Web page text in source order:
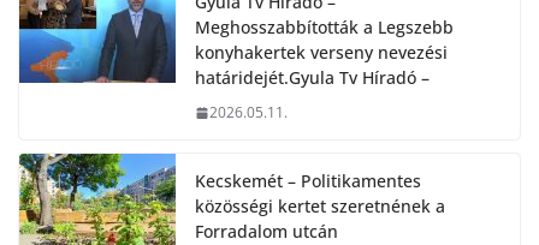
Meghosszabbították a Legszebb
konyhakertek verseny nevezési
határidejét.Gyula Tv Híradó –
2026.05.11.
Kecskemét – Politikamentes
közösségi kertet szeretnének a
Forradalom utcán